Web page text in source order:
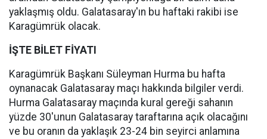
yaklaşmış oldu. Galatasaray'ın bu haftaki rakibi ise
Karagümrük olacak.
İŞTE BİLET FİYATI
Karagümrük Başkanı Süleyman Hurma bu hafta
oynanacak Galatasaray maçı hakkında bilgiler verdi.
Hurma Galatasaray maçında kural gereği sahanın
yüzde 30'unun Galatasaray taraftarına açık olacağını
ve bu oranın da yaklaşık 23-24 bin seyirci anlamına